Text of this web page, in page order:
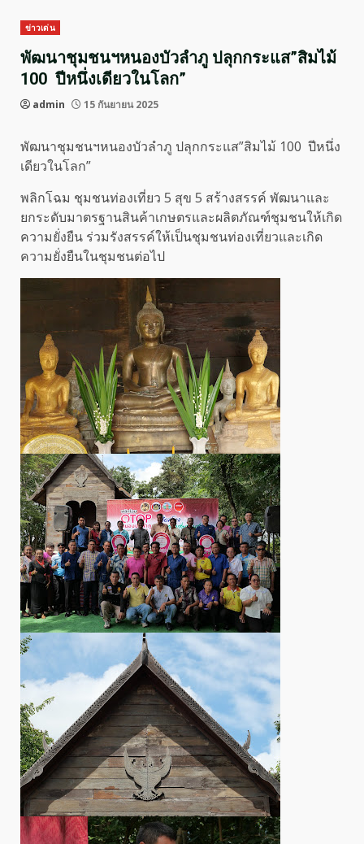
ข่าวเด่น
พัฒนาชุมชนฯหนองบัวลำภู ปลุกกระแส”สิมไม้
100 ปีหนึ่งเดียวในโลก”
admin 15 กันยายน 2025
พัฒนาชุมชนฯหนองบัวลำภู ปลุกกระแส”สิมไม้ 100 ปีหนึ่ง
เดียวในโลก”
พลิกโฉม ชุมชนท่องเที่ยว 5 สุข 5 สร้างสรรค์ พัฒนาและ
ยกระดับมาตรฐานสินค้าเกษตรและผลิตภัณฑ์ชุมชนให้เกิด
ความยั่งยืน ร่วมรังสรรค์ให้เป็นชุมชนท่องเที่ยวและเกิด
ความยั่งยืนในชุมชนต่อไป